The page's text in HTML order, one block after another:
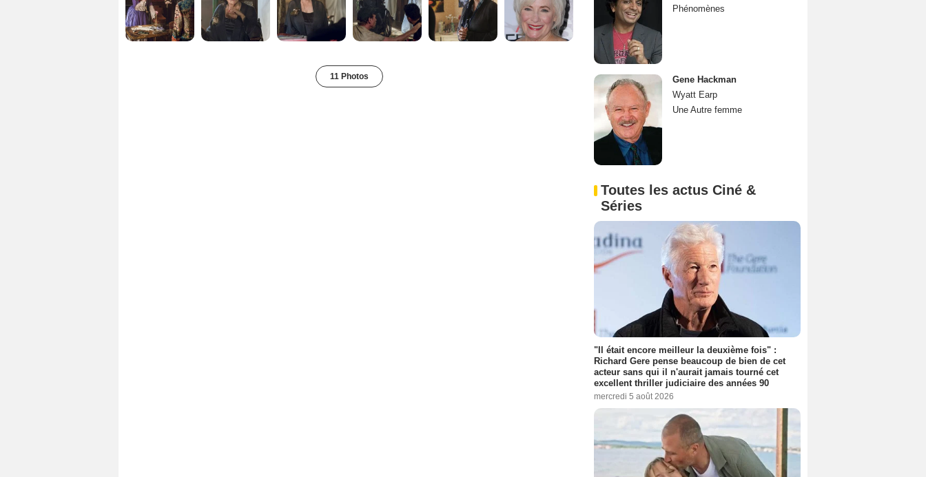
11 Photos
Phénomènes
Gene Hackman
Wyatt Earp
Une Autre femme
Toutes les actus Ciné &
Séries
"Il était encore meilleur la deuxième fois" :
Richard Gere pense beaucoup de bien de cet
acteur sans qui il n'aurait jamais tourné cet
excellent thriller judiciaire des années 90
mercredi 5 août 2026